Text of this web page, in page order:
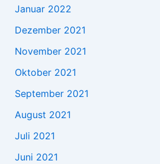
Januar 2022
Dezember 2021
November 2021
Oktober 2021
September 2021
August 2021
Juli 2021
Juni 2021